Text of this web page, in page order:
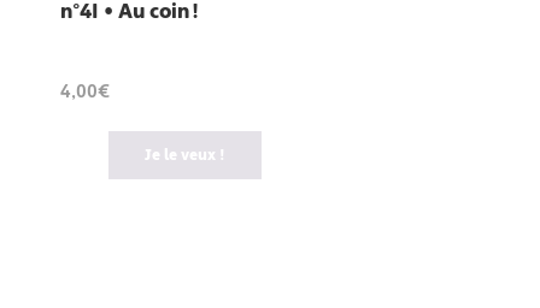
n°41 • Au coin !
4,00€
Je le veux !